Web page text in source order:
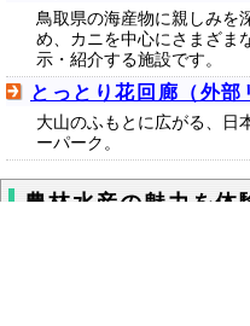
鳥取県の海産物に親しみを
め、カニを中心にさまざま
示・紹介する施設です。
とっとり花回廊（外部
大山のふもとに広がる、日
ーパーク。
農林水産の魅力を体